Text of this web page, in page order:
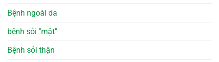
Bệnh ngoài da
bệnh sỏi "mật"
Bệnh sỏi thận